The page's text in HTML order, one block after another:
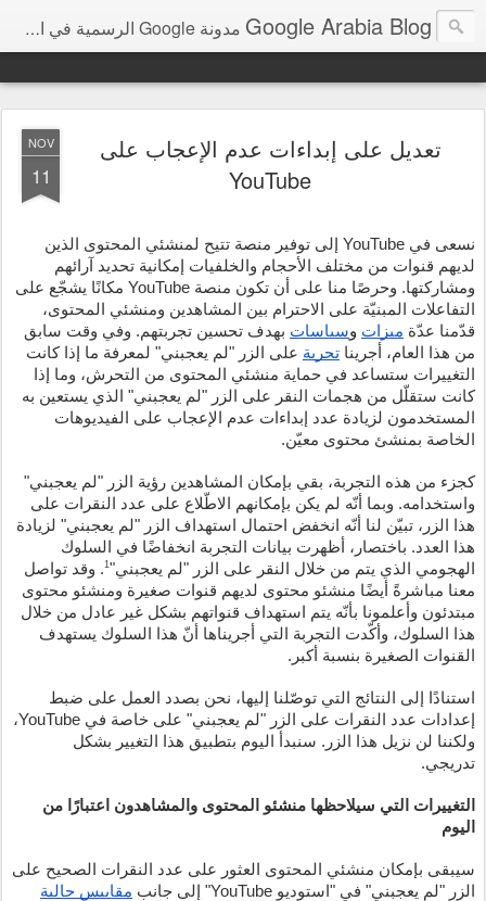
Google Arabia Blog مدونة Google الرسمية في الشرق الأوسط و شمال أفريقيا‎
NOV
11
تعديل على إبداءات عدم الإعجاب على
YouTube
قدّمنا عدّة ميزات وسياسات
من هذا العام، أجرينا تجربة
التغييرات
الخاصة بمنشئ محتوى معيّن.
الهجومي الذي يتم من خلال النقر على الزر "لم يعجبني"1
القنوات الصغيرة بنسبة أكبر.
ولكننا لن نزيل هذا الزر.
تدريجي.
اليوم
الزر "لم يعجبني" في "استوديو YouTube" إلى جانب
مقاييس حالية